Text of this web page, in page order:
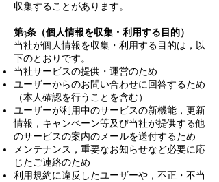
収集することがあります。
第3条（個人情報を収集・利用する目的）
当社が個人情報を収集・利用する目的は，以
下のとおりです。
当社サービスの提供・運営のため
ユーザーからのお問い合わせに回答するため
（本人確認を行うことを含む）
ユーザーが利用中のサービスの新機能，更新
情報，キャンペーン等及び当社が提供する他
のサービスの案内のメールを送付するため
メンテナンス，重要なお知らせなど必要に応
じたご連絡のため
利用規約に違反したユーザーや，不正・不当